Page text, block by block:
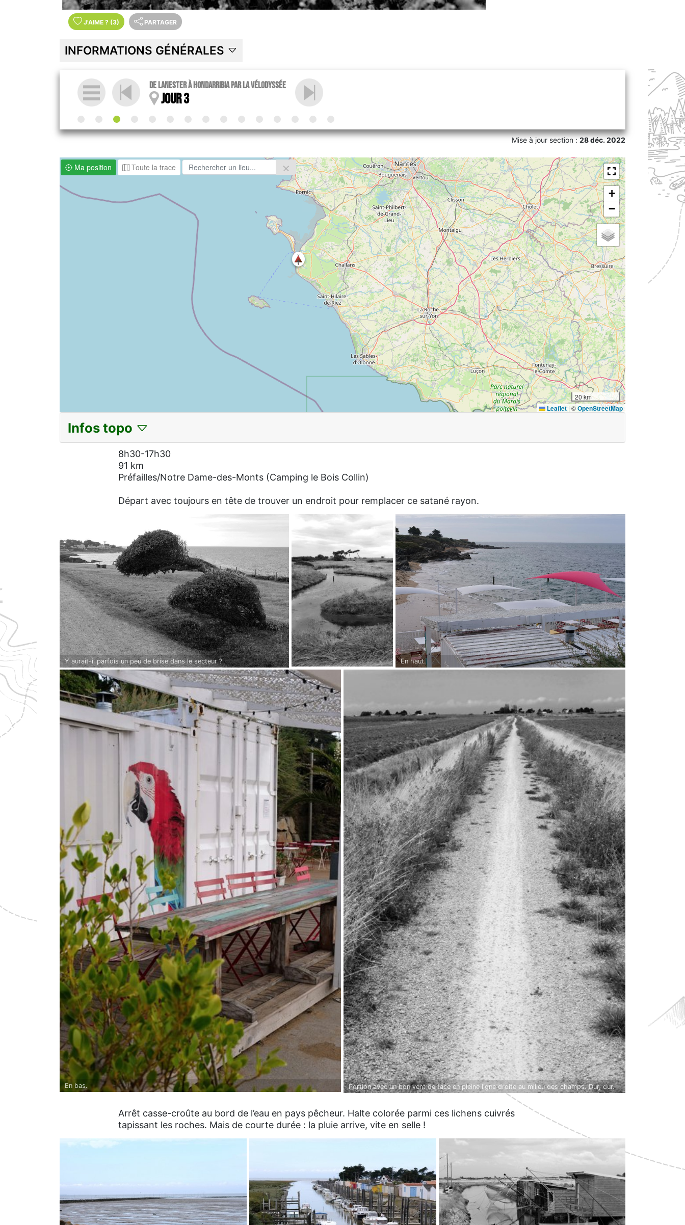
J'AIME ? (3) PARTAGER
INFORMATIONS GÉNÉRALES
De Lanester à Hondarribia par la Vélodyssée
jour 3
Mise à jour section :28 déc. 2022
Ma position Toute la trace
+
−
20 km
Leaflet | ©OpenStreetMap
Infos topo
8h30-17h30
91 km
Préfailles/Notre Dame-des-Monts (Camping le Bois Collin)
Départ avec toujours en tête de trouver un endroit pour remplacer ce satané rayon.
Y aurait-il parfois un peu de brise dans le secteur ? En haut.
En bas.
Portion avec un bon vent de face en pleine ligne droite au milieu des champs. Dur, dur.
Arrêt casse-croûte au bord de l’eau en pays pêcheur. Halte colorée parmi ces lichens cuivrés
tapissant les roches. Mais de courte durée : la pluie arrive, vite en selle !